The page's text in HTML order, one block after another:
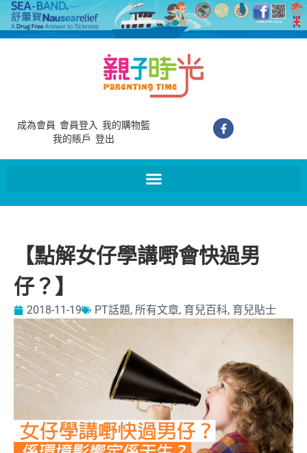
成為會員 會員登入 我的購物籃
我的賬戶 登出
【點解女仔學講嘢會快過男
仔？】
2018-11-19 PT話題, 所有文章, 育兒百科, 育兒貼士